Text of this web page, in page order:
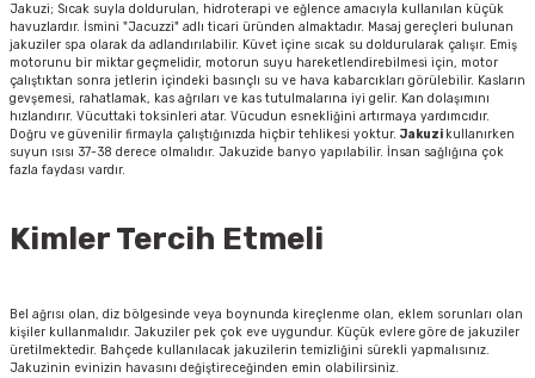
Jakuzi; Sıcak suyla doldurulan, hidroterapi ve eğlence amacıyla kullanılan küçük
havuzlardır. İsmini "Jacuzzi" adlı ticari üründen almaktadır. Masaj gereçleri bulunan
jakuziler spa olarak da adlandırılabilir. Küvet içine sıcak su doldurularak çalışır. Emiş
motorunu bir miktar geçmelidir, motorun suyu hareketlendirebilmesi için, motor
çalıştıktan sonra jetlerin içindeki basınçlı su ve hava kabarcıkları görülebilir. Kasların
gevşemesi, rahatlamak, kas ağrıları ve kas tutulmalarına iyi gelir. Kan dolaşımını
hızlandırır. Vücuttaki toksinleri atar. Vücudun esnekliğini artırmaya yardımcıdır.
Doğru ve güvenilir firmayla çalıştığınızda hiçbir tehlikesi yoktur. Jakuzi kullanırken
suyun ısısı 37-38 derece olmalıdır. Jakuzide banyo yapılabilir. İnsan sağlığına çok
fazla faydası vardır.
Kimler Tercih Etmeli
Bel ağrısı olan, diz bölgesinde veya boynunda kireçlenme olan, eklem sorunları olan
kişiler kullanmalıdır. Jakuziler pek çok eve uygundur. Küçük evlere göre de jakuziler
üretilmektedir. Bahçede kullanılacak jakuzilerin temizliğini sürekli yapmalısınız.
Jakuzinin evinizin havasını değiştireceğinden emin olabilirsiniz.